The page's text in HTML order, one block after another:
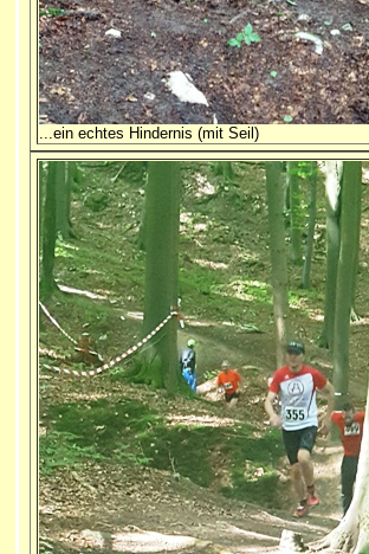
...ein echtes Hindernis (mit Seil)